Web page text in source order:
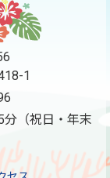
1
（祝日・年末